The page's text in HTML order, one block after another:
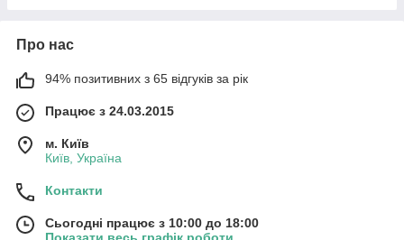
Про нас
94% позитивних з 65 відгуків за рік
Працює з 24.03.2015
м. Київ
Київ, Україна
Контакти
Сьогодні працює з 10:00 до 18:00
Показати весь графік роботи